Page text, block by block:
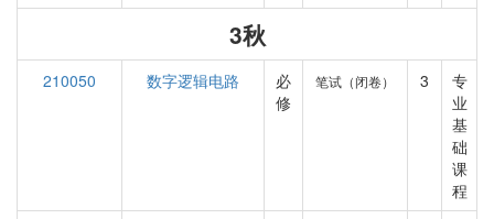
3秋
210050 数字逻辑电路
必
修
笔试（闭卷） 3
专
业
基
础
课
程